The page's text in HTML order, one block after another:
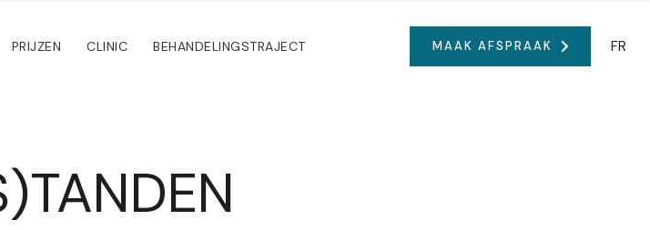
PRIJZEN CLINIC BEHANDELINGSTRAJECT MAAK AFSPRAAK FR